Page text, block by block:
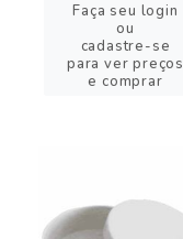
Faça seu login
ou
cadastre-se
para ver preços
e comprar